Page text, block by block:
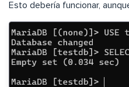
Esto debería funcionar,